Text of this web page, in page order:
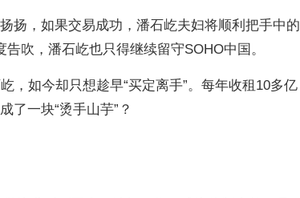
扬，如果交易成功，潘石屹夫妇将顺利把手中的
吹，潘石屹也只得继续留守SOHO中国。
，如今却只想趁早“买定离手”。每年收租10多亿
了一块“烫手山芋”？